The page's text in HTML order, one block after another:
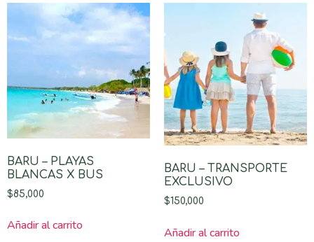
BARU – PLAYAS
BLANCAS X BUS
$85,000
Añadir al carrito
BARU – TRANSPORTE
EXCLUSIVO
$150,000
Añadir al carrito